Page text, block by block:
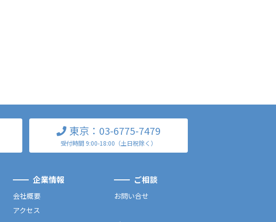
東京：03-6775-7479
受付時間 9:00-18:00（土日祝除く）
企業情報
会社概要
アクセス
ご相談
お問い合せ